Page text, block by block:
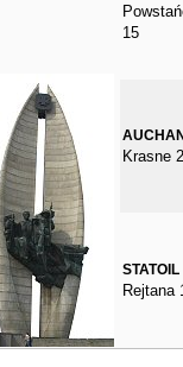
15
Krasne
STATOIL
Rejtana